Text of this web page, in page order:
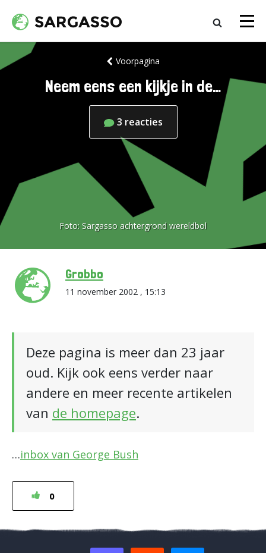
Voorpagina
Neem eens een kijkje in de…
3 reacties
Foto: Sargasso achtergrond wereldbol
Grobbo
11 november 2002 , 15:13
Deze pagina is meer dan 23 jaar
oud. Kijk ook eens verder naar
andere en meer recente artikelen
van de homepage.
…inbox van George Bush
0